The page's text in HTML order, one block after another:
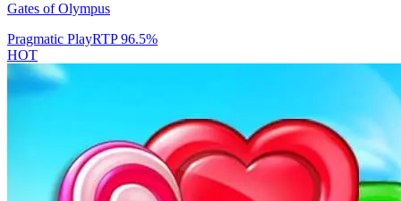
Gates of Olympus
Pragmatic PlayRTP96.5%
HOT